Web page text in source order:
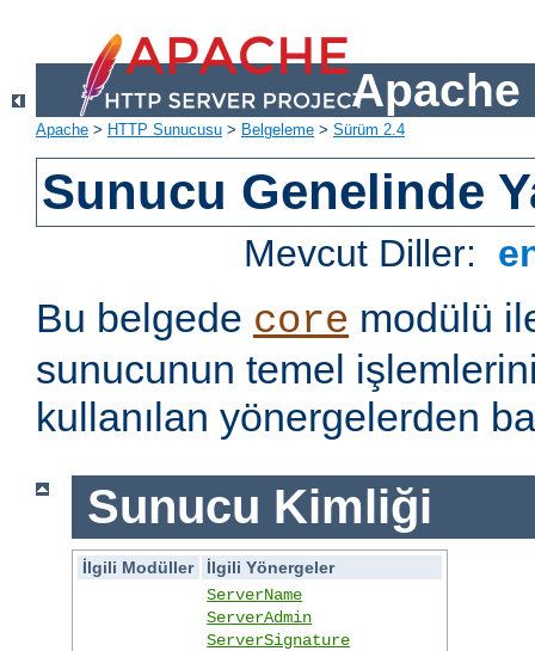
Apache
Apache > HTTP Sunucusu > Belgeleme > Sürüm 2.4
Sunucu Genelinde
Mevcut Diller:
Bu belgede core modülü
sunucunun temel
kullanılan yönergelerden
Sunucu Kimliği
İlgili Modüller
İlgili Yönergeler
ServerName
ServerAdmin
ServerSignature